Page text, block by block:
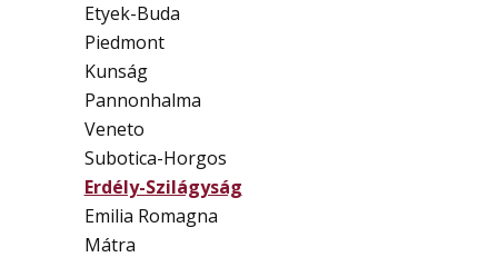
Etyek-Buda
Piedmont
Kunság
Pannonhalma
Veneto
Subotica-Horgos
Erdély-Szilágyság
Emilia Romagna
Mátra